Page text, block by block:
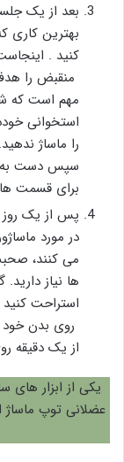
بعد از یک
بهترین کاری
کنید .
مهم است که
استخوانی
را ماساژ
سپس دست به
برای قسمت
پس از یک روز
در مورد
می کنند،
ها نیاز
روی بدن
از یک دقیقه
یکی از ابزار های
عضلانی توپ ماساژ